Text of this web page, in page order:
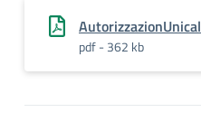
AutorizzazionUnical
pdf - 362 kb